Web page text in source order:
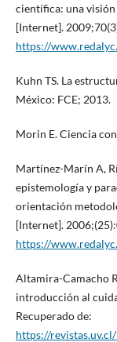
científica: una
[Internet].
https://
Kuhn TS. La
México: FCE; 2013.
Morin E. Ciencia
Martínez-Marín A,
epistemología y
orientación
[Internet].
https://
Altamira-Camacho
introducción al
Recuperado de:
https://